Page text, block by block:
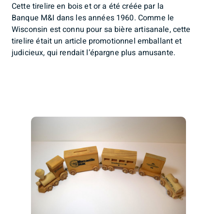
Cette tirelire en bois et or a été créée par la
Banque M&I dans les années 1960. Comme le
Wisconsin est connu pour sa bière artisanale, cette
tirelire était un article promotionnel emballant et
judicieux, qui rendait l’épargne plus amusante.